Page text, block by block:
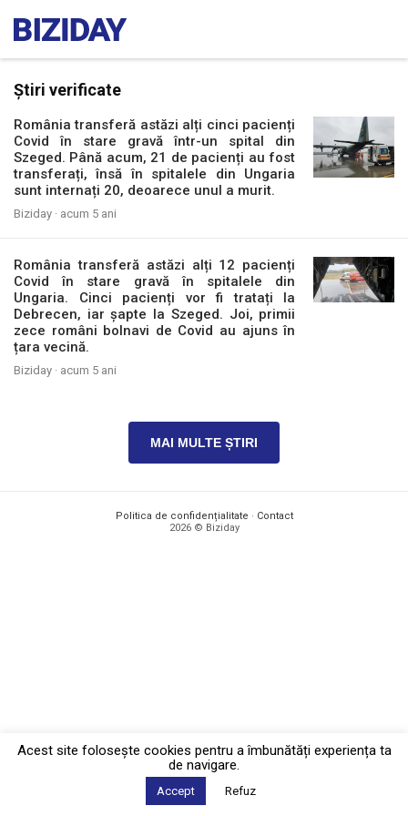
Știri verificate
România transferă astăzi alți cinci pacienți
Covid în stare gravă într-un spital din
Szeged. Până acum, 21 de pacienți au fost
transferați, însă în spitalele din Ungaria
sunt internați 20, deoarece unul a murit.
Biziday · acum 5 ani
România transferă astăzi alți 12 pacienți
Covid în stare gravă în spitalele din
Ungaria. Cinci pacienți vor fi tratați la
Debrecen, iar șapte la Szeged. Joi, primii
zece români bolnavi de Covid au ajuns în
țara vecină.
Biziday · acum 5 ani
MAI MULTE ȘTIRI
Politica de confidențialitate · Contact
2026 © Biziday
Acest site foloseşte cookies pentru a îmbunătăți experiența ta
de navigare.
Accept Refuz